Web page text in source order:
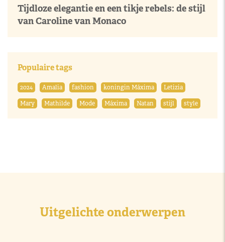
Tijdloze elegantie en een tikje rebels: de stijl
van Caroline van Monaco
Populaire tags
2024 Amalia fashion koningin Máxima
Letizia
Mary
Mathilde Mode Máxima Natan stijl style
Uitgelichte onderwerpen